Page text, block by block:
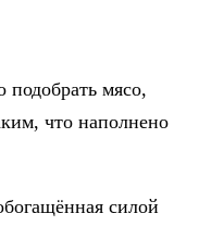
подобрать мясо,
что наполнено
силой